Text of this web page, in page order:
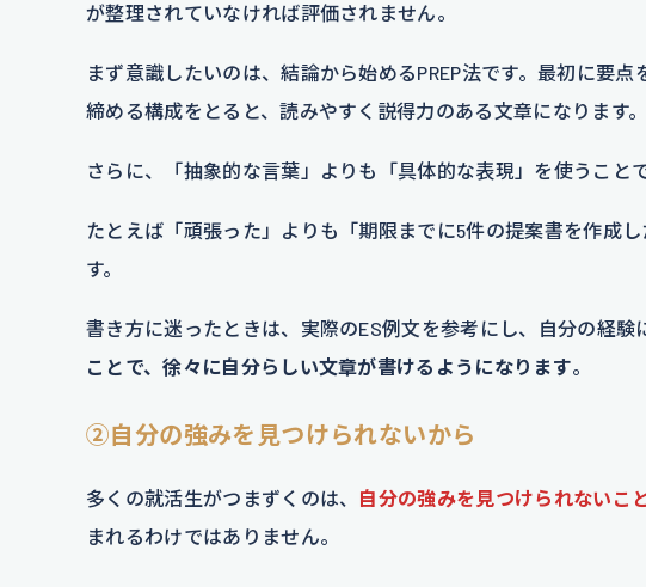
が整理されていなければ評価されません。
まず意識したいのは、結論から始めるPREP法です。最初に要
締める構成をとると、読みやすく説得力のある文章になります。
さらに、「抽象的な言葉」よりも「具体的な表現」を使うこと
たとえば「頑張った」よりも「期限までに5件の提案書を作成
す。
書き方に迷ったときは、実際のES例文を参考にし、自分の経験
ことで、徐々に自分らしい文章が書けるようになります。
②自分の強みを見つけられないから
多くの就活生がつまずくのは、 自分の強みを見つけられないこ
まれるわけではありません。